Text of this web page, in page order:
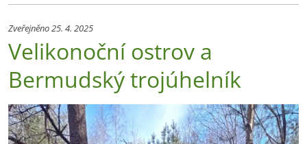
Zveřejněno 25. 4. 2025
Velikonoční ostrov a
Bermudský trojúhelník